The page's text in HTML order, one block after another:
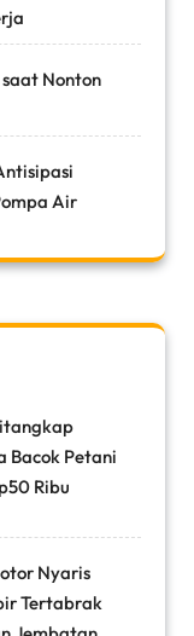
Nonton
Air
Bacok Petani
Ribu
Nyaris
Tertabrak